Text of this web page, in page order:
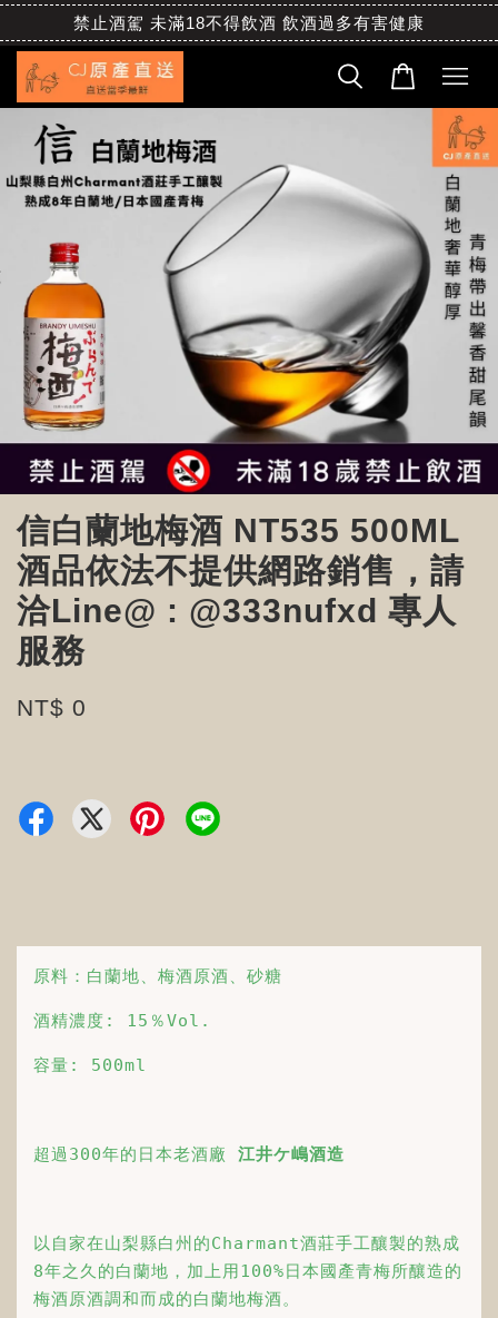
禁止酒駕 未滿18不得飲酒 飲酒過多有害健康
信白蘭地梅酒 NT535 500ML
酒品依法不提供網路銷售，請
洽Line@ : @333nufxd 專人
服務
NT$ 0
原料：白蘭地、梅酒原酒、砂糖
酒精濃度: 15％Vol.
容量: 500ml
超過300年的日本老酒廠 江井ケ嶋酒造
以自家在山梨縣白州的Charmant酒莊手工釀製的熟成
8年之久的白蘭地，加上用100%日本國產青梅所釀造的
梅酒原酒調和而成的白蘭地梅酒。